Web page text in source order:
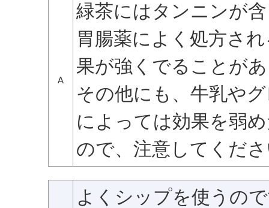
A
緑茶にはタンニンが
胃腸薬によく処方さ
果が強くでることが
その他にも、牛乳や
によっては効果を弱
ので、注意してくだ
よくシップを使うの